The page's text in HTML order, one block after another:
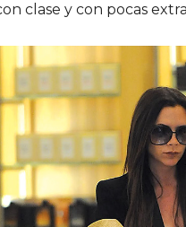
clase y con pocas